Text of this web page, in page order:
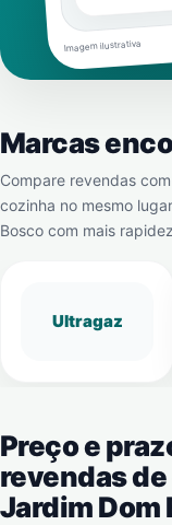
Imagem ilustrativa
Marcas
Compare revendas
cozinha no mesmo
Bosco com mais
Ultragaz
Preço e
revendas
Jardim Dom